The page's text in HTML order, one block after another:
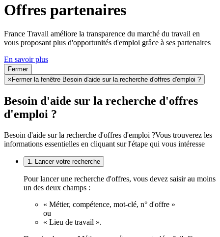
Offres partenaires
France Travail améliore la transparence du marché du travail en
vous proposant plus d'opportunités d'emploi grâce à ses partenaires
En savoir plus
Fermer
× Fermer la fenêtre Besoin d'aide sur la recherche d'offres d'emploi ?
Besoin d'aide sur la recherche d'offres
d'emploi ?
Besoin d'aide sur la recherche d'offres d'emploi ?Vous trouverez les
informations essentielles en cliquant sur l'étape qui vous intéresse
1. Lancer votre recherche
Pour lancer une recherche d'offres, vous devez saisir au moins
un des deux champs :
« Métier, compétence, mot-clé, n° d'offre »
ou
« Lieu de travail ».